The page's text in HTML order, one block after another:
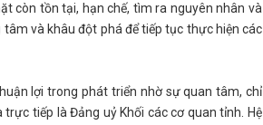
còn tồn tại, hạn chế, tìm ra nguyên nhân và
và khâu đột phá để tiếp tục thực hiện các
lợi trong phát triển nhờ sự quan tâm, chỉ
tiếp là Đảng uỷ Khối các cơ quan tỉnh. Hệ